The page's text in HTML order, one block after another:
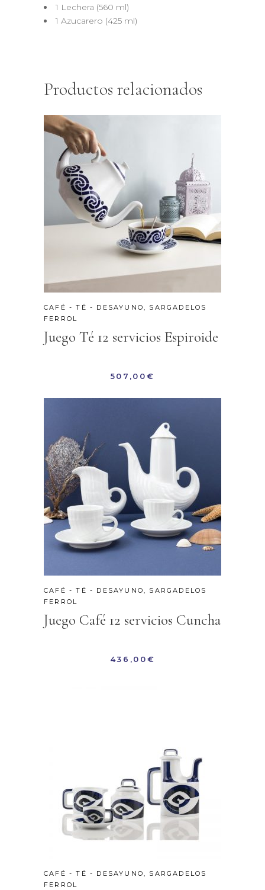
1 Lechera (560 ml)
1 Azucarero (425 ml)
Productos relacionados
CAFÉ - TÉ - DESAYUNO, SARGADELOS
FERROL
Juego Té 12 servicios Espiroide
507,00€
CAFÉ - TÉ - DESAYUNO, SARGADELOS
FERROL
Juego Café 12 servicios Cuncha
436,00€
CAFÉ - TÉ - DESAYUNO, SARGADELOS
FERROL